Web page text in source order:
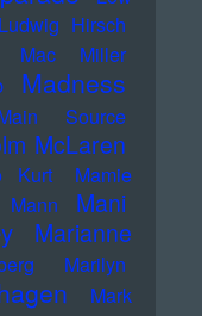
Ludwig Hirsch
Mac Miller
Madness
Source
McLaren
Kurt
Mamie
Mann Mani
Marianne
Marilyn
Mark